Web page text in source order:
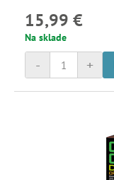
15,99 €
Na sklade
+
-